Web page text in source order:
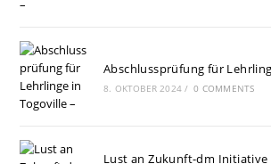
Abschlussprüfung für
8. OKTOBER 2024 / 0 COMMENTS
Lust an Zukunft-dm Initiative